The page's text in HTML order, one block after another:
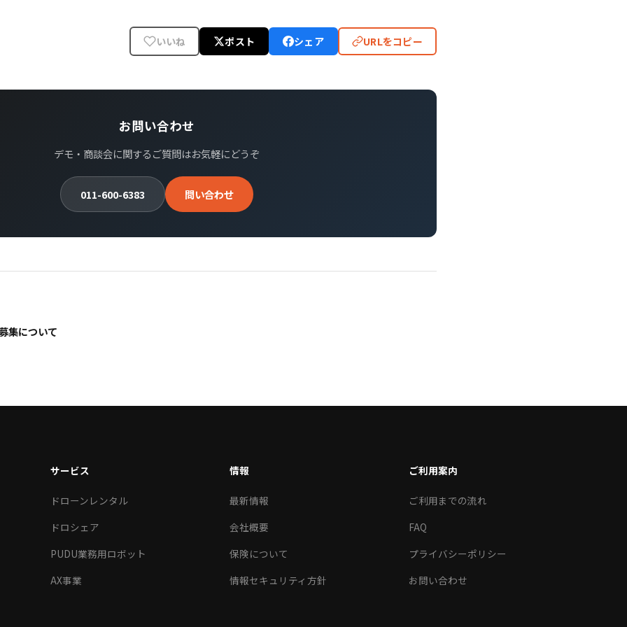
いいね ポスト シェア URLをコピー
お問い合わせ
デモ・商談会に関するご質問はお気軽にどうぞ
011-600-6383 問い合わせ
集について
サービス
ドローンレンタル
ドロシェア
PUDU業務用ロボット
AX事業
情報
最新情報
会社概要
保険について
情報セキュリティ方針
ご利用案内
ご利用までの流れ
FAQ
プライバシーポリシー
お問い合わせ